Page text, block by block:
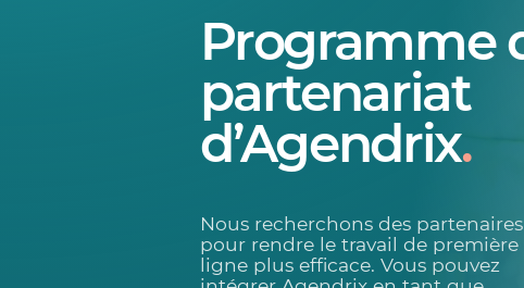
Programme
partenariat
d’Agendrix.
Nous recherchons des partenaires
pour rendre le travail de première
ligne plus efficace. Vous pouvez